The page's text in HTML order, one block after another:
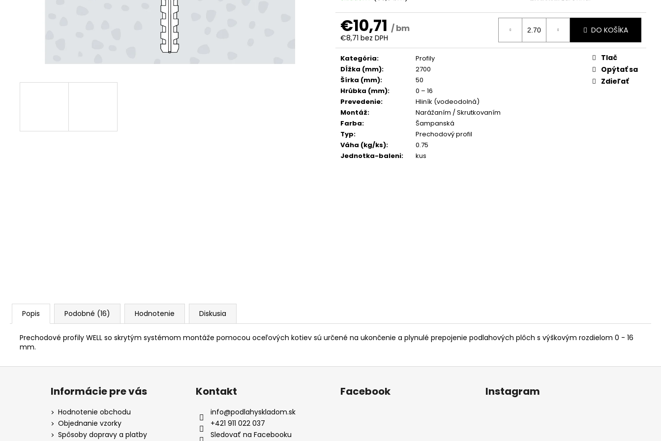
€10,71 / bm
€8,71 bez DPH
Jednotková
cena:
DO KOŠÍKA
Kategória:
Profily
Dĺžka (mm):
2700
Šírka (mm):
50
Hrúbka (mm):
0 – 16
Prevedenie:
Hliník (vodeodolná)
Montáž:
Narážaním / Skrutkovaním
Farba:
Šampanská
Typ:
Prechodový profil
Váha (kg/ks):
0.75
Jednotka-baleni: kus
Tlač
Opýtať sa
Zdieľať
Popis Podobné (16) Hodnotenie Diskusia
Prechodové profily WELL so skrytým systémom montáže pomocou oceľových kotiev sú určené na ukončenie a plynulé prepojenie podlahových plôch s výškovým rozdielom 0 - 16
mm.
Informácie pre vás
Hodnotenie obchodu
Objednanie vzorky
Spôsoby dopravy a platby
Kontakt
info@podlahyskladom.sk
+421 911 022 037
Sledovať na Facebooku
Facebook Instagram